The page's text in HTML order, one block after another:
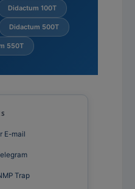
Didactum 100T
Didactum 500T
550T
E-mail
Trap